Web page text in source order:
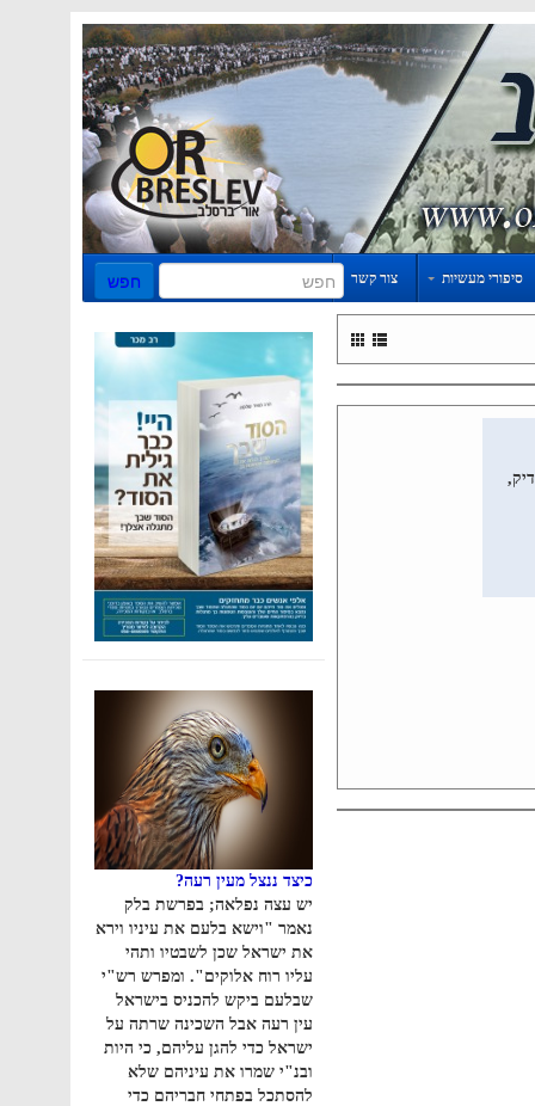
סיפורי מעשיות צור קשר
כיצד ננצל מעין רעה?
יש עצה נפלאה; בפרשת בלק
נאמר "וישא בלעם את עיניו וירא
את ישראל שכן לשבטיו ותהי
עליו רוח אלוקים". ומפרש רש"י
שבלעם ביקש להכניס בישראל
עין רעה אבל השכינה שרתה על
ישראל כדי להגן עליהם, כי היות
ובנ"י שמרו את עיניהם שלא
להסתכל בפתחי חבריהם כדי